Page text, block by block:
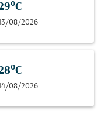
08/2026
08/2026